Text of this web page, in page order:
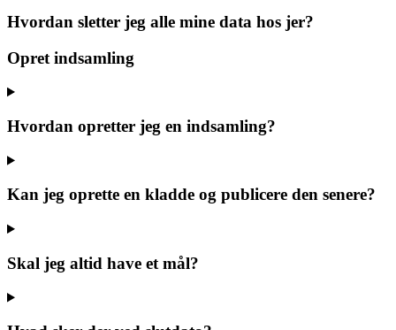
Hvordan sletter jeg alle mine data hos jer?
Opret indsamling
Hvordan opretter jeg en indsamling?
Kan jeg oprette en kladde og publicere den senere?
Skal jeg altid have et mål?